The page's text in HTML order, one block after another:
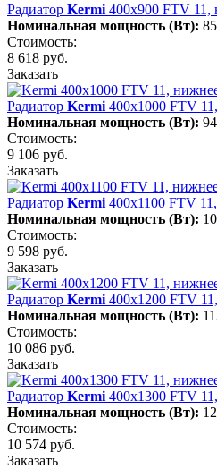
Радиатор Kermi 400х900 FTV
Номинальная мощность (Вт):
Стоимость:
8 618 руб.
Заказать
Радиатор Kermi 400х1000 FTV
Номинальная мощность (Вт):
Стоимость:
9 106 руб.
Заказать
Радиатор Kermi 400х1100 FTV
Номинальная мощность (Вт):
Стоимость:
9 598 руб.
Заказать
Радиатор Kermi 400х1200 FTV
Номинальная мощность (Вт):
Стоимость:
10 086 руб.
Заказать
Радиатор Kermi 400х1300 FTV
Номинальная мощность (Вт):
Стоимость:
10 574 руб.
Заказать